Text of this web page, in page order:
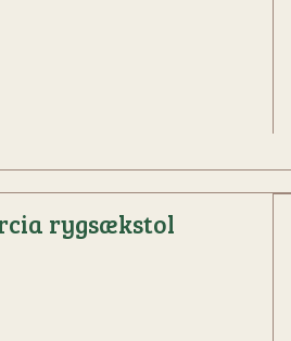
rygsækstol